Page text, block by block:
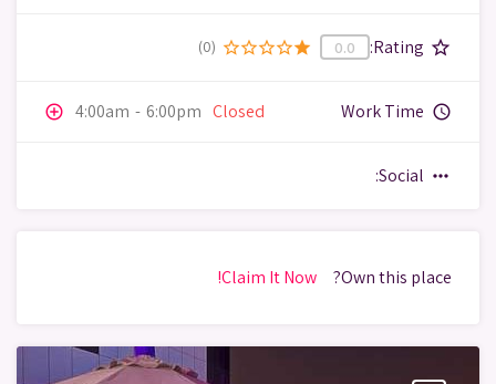
star_border
Rating:
0.0
star
star_border
star_border
star_border
star_border
(0)
query_builder
Work Time
Closed
6:00pm
-
4:00am
add_circle_outline
more_horiz
Social:
Own this place?
Claim It Now!